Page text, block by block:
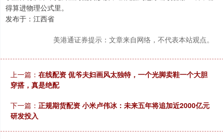
得算进物理公式里。
发布于：江西省
美港通证券提示：文章来自网络，不代表本站观点。
上一篇： 在线配资 侃爷夫妇画风太独特，一个光脚卖鞋一个大胆
穿搭，真是绝配
下一篇： 正规期货配资 小米卢伟冰：未来五年将追加近2000亿元
研发投入